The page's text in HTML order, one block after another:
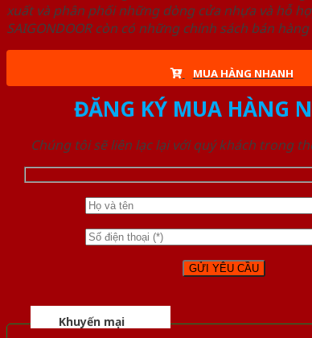
xuất và phân phối những dòng cửa nhựa và hỗ
SAIGONDOOR còn có những chính sách bán
MUA HÀNG NHANH
ĐĂNG KÝ MUA HÀNG
Chúng tôi sẽ liên lạc lại với quý khách trong
Khuyến mại